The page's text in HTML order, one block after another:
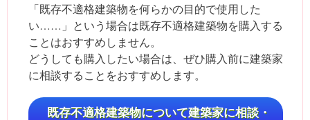
「既存不適格建築物を何らかの目的で使用した
い……」という場合は既存不適格建築物を購入する
ことはおすすめしません。
どうしても購入したい場合は、ぜひ購入前に建築家
に相談することをおすすめします。
既存不適格建築物について建築家に相談・